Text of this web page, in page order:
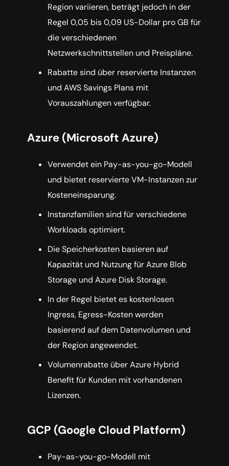
Region variieren, beträgt jedoch in der
Regel 0,05 bis 0,09 US-Dollar pro GB für
die verschiedenen
Netzwerkschnittstellen und Preispläne.
Rabatte sind über reservierte Instanzen
und AWS Savings Plans mit
Vorauszahlungen verfügbar.
Azure (Microsoft Azure)
Verwendet ein Pay-as-you-go-Modell
und bietet reservierte VM-Instanzen zur
Kosteneinsparung.
Instanzfamilien sind für verschiedene
Workloads optimiert.
Die Speicherkosten basieren auf
Kapazität und Nutzung für Azure Blob
Storage und Azure Disk Storage.
In der Regel bietet es kostenlosen
Ingress, Egress-Kosten werden
basierend auf dem Datenvolumen und
der Region angewendet.
Volumenrabatte über Azure Hybrid
Benefit für Kunden mit vorhandenen
Lizenzen.
GCP (Google Cloud Platform)
Pay-as-you-go-Modell mit